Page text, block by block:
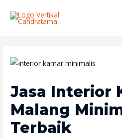
Jasa Interior
Malang
Terbaik